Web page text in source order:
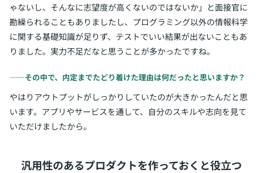
ゃないし、そんなに志望度が高くないのではないか」と面接官に
勘繰られることもありましたし、プログラミング以外の情報科学
に関する基礎知識が足りず、テストでいい結果が出ないこともあ
りました。実力不足だなと思うことが多かったですね。
――その中で、内定までたどり着けた理由は何だったと思いますか？
やはりアウトプットがしっかりしていたのが大きかったんだと思
います。アプリやサービスを通して、自分のスキルや志向を見て
いただけましたから。
汎用性のあるプロダクトを作っておくと役立つ